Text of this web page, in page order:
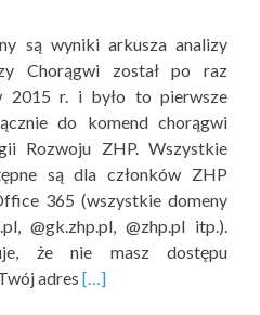
są wyniki arkusza analizy
Chorągwi został po raz
2015 r. i było to pierwsze
do komend chorągwi
Rozwoju ZHP. Wszystkie
są dla członków ZHP
365 (wszystkie domeny
@gk.zhp.pl, @zhp.pl itp.).
że nie masz dostępu
adres Read
[…]